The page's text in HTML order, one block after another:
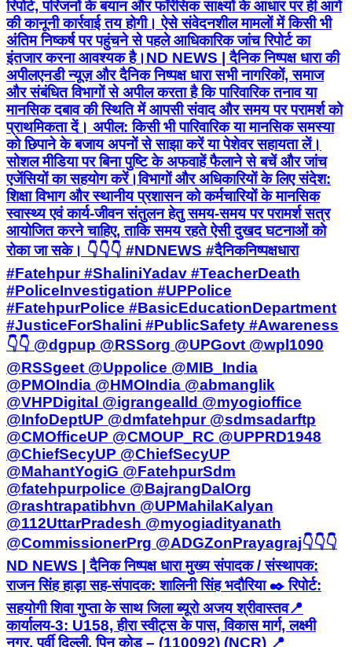
रिपोर्ट, परिजनों के बयान और फॉरेंसिक साक्ष्यों के आधार पर ही आगे
की कानूनी कार्रवाई तय होगी। ऐसे संवेदनशील मामलों में किसी भी
अंतिम निष्कर्ष पर पहुंचने से पहले आधिकारिक जांच रिपोर्ट का
इंतजार करना आवश्यक है। ​ND NEWS | दैनिक निष्पक्ष धारा की
अपील ​एनडी न्यूज़ और दैनिक निष्पक्ष धारा सभी नागरिकों, समाज
और संबंधित विभागों से अपील करता है कि पारिवारिक तनाव या
मानसिक दबाव की स्थिति में आपसी संवाद और समय पर परामर्श को
प्राथमिकता दें। ​ अपील: किसी भी पारिवारिक या मानसिक समस्या
को छिपाने के बजाय अपनों से साझा करें या पेशेवर सहायता लें।
सोशल मीडिया पर बिना पुष्टि के अफवाहें फैलाने से बचें और जांच
एजेंसियों का सहयोग करें। ​विभागों और अधिकारियों के लिए संदेश:
शिक्षा विभाग और स्थानीय प्रशासन को कर्मचारियों के मानसिक
स्वास्थ्य एवं कार्य-जीवन संतुलन हेतु समय-समय पर परामर्श सत्र
आयोजित करने चाहिए, ताकि समय रहते ऐसी दुखद घटनाओं को
रोका जा सके। 👇👇👇 #NDNEWS #दैनिकनिष्पक्षधारा
#Fatehpur #ShaliniYadav #TeacherDeath
#PoliceInvestigation #UPPolice
#FatehpurPolice #BasicEducationDepartment
#JusticeForShalini #PublicSafety #Awareness
👇👇 @dgpup @RSSorg @UPGovt @wpl1090
@RSSgeet @Uppolice @MIB_India
@PMOIndia @HMOIndia @abmanglik
@VHPDigital @igrangealld @myogioffice
@InfoDeptUP @dmfatehpur @sdmsadarftp
@CMOfficeUP @CMOUP_RC @UPPRD1948
@ChiefSecyUP @ChiefSecyUP
@MahantYogiG @FatehpurSdm
@fatehpurpolice @BajrangDalOrg
@rashtrapatibhvn @UPMahilaKalyan
@112UttarPradesh @myogiadityanath
@CommissionerPrg @ADGZonPrayagraj ​👇👇👇 ​
ND NEWS | दैनिक निष्पक्ष धारा मुख्य संपादक / संस्थापक:
राजन सिंह हाड़ा सह-संपादक: शालिनी सिंह भदौरिया ✒️ रिपोर्ट:
सहयोगी शिवा गुप्ता के साथ जिला ब्यूरो अजय श्रीवास्तव ​📍
कार्यालय-3: U158, हीरा स्वीट्स के पास, विकास मार्ग, लक्ष्मी
नगर, पूर्वी दिल्ली, पिन कोड – (110092) (NCR) 📍